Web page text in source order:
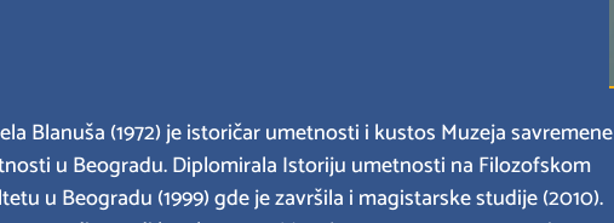
Blanuša (1972) je istoričar umetnosti i kustos Muzeja savremene
u Beogradu. Diplomirala Istoriju umetnosti na Filozofskom
u Beogradu (1999) gde je završila i magistarske studije (2010).